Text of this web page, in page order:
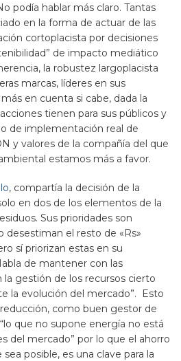
podía hablar más claro. Tantas
en la forma de actuar de las
cortoplacista por decisiones
de impacto mediático
la robustez largoplacista
marcas, líderes en sus
en cuenta si cabe, dada la
tienen para sus públicos y
de implementación real de
y valores de la compañía del que
estamos más a favor.
, compartía la decisión de la
en dos de los elementos de la
Sus prioridades son
desestiman el resto de «Rs»
sí priorizan estas en su
de mantener con las
la gestión de los recursos cierto
la evolución del mercado”. Esto
como buen gestor de
que no supone energía no está
del mercado” por lo que el ahorro
posible, es una clave para la